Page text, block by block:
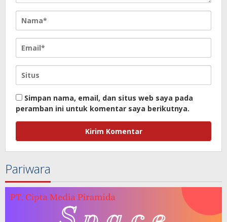
Simpan nama, email, dan situs web saya pada
peramban ini untuk komentar saya berikutnya.
Pariwara